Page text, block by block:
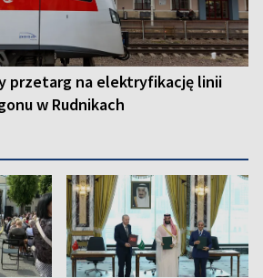
przetarg na elektryfikację linii
w Rudnikach